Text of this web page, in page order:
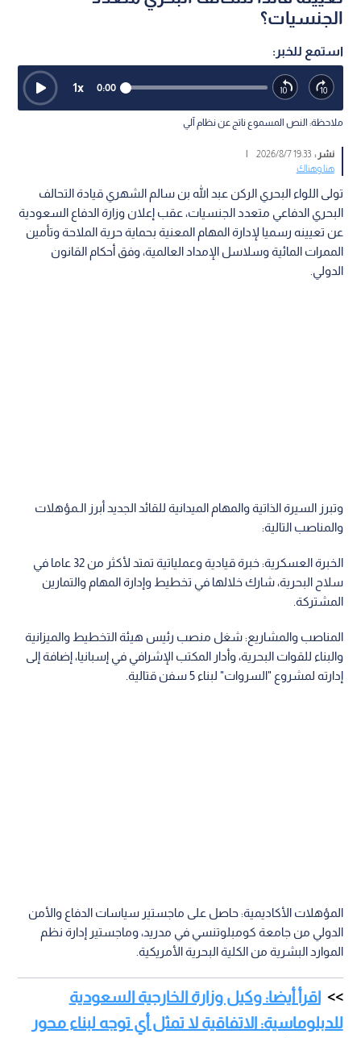
الجنسيات؟
استمع للخبر:
0:00
1x
ملاحظة: النص المسموع ناتج عن نظام آلي
نشر :19:33 2026/8/7
|
هنا وهناك
تولى اللواء البحري الركن عبد الله بن سالم الشهري قيادة التحالف
البحري الدفاعي متعدد الجنسيات، عقب إعلان وزارة الدفاع السعودية
عن تعيينه رسميا لإدارة المهام المعنية بحماية حرية الملاحة وتأمين
الممرات المائية وسلاسل الإمداد العالمية، وفق أحكام القانون
الدولي.
وتبرز السيرة الذاتية والمهام الميدانية للقائد الجديد أبرز الـمؤهلات
والمناصب التالية:
الخبرة العسكرية: خبرة قيادية وعملياتية تمتد لأكثر من 32 عاما في
سلاح البحرية، شارك خلالها في تخطيط وإدارة المهام والتمارين
المشتركة.
المناصب والمشاريع: شغل منصب رئيس هيئة التخطيط والميزانية
والبناء للقوات البحرية، وأدار المكتب الإشرافي في إسبانيا، إضافة إلى
إدارته لمشروع "السروات" لبناء 5 سفن قتالية.
المؤهلات الأكاديمية: حاصل على ماجستير سياسات الدفاع والأمن
الدولي من جامعة كومبلوتنسي في مدريد، وماجستير إدارة نظم
الموارد البشرية من الكلية البحرية الأمريكية.
اقرأ أيضا: وكيل وزارة الخارجية السعودية
للدبلوماسية: الاتفاقية لا تمثل أي توجه لبناء محور